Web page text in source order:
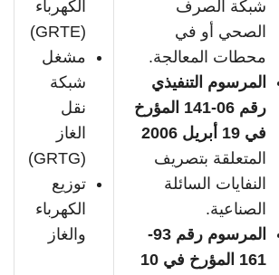
شبكة الصرف
الصحي أو في
محطات المعالجة.
المرسوم التنفيذي
رقم 06-141 المؤرخ
في 19 أبريل 2006
المتعلقة بتصريف
النفايات السائلة
الصناعية.
المرسوم رقم 93-
161 المؤرخ في 10
الكهرباء
(GRTE)
مشغل
شبكة
نقل
الغاز
(GRTG)
توزيع
الكهرباء
والغاز